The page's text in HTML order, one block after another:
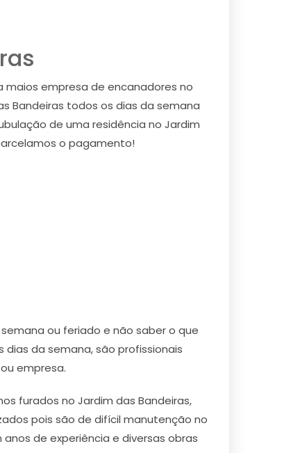
maios empresa de encanadores no
Bandeiras todos os dias da semana
de uma residência no Jardim
o pagamento!
ou feriado e não saber o que
da semana, são profissionais
empresa.
furados no Jardim das Bandeiras,
pois são de difícil manutenção no
de experiência e diversas obras